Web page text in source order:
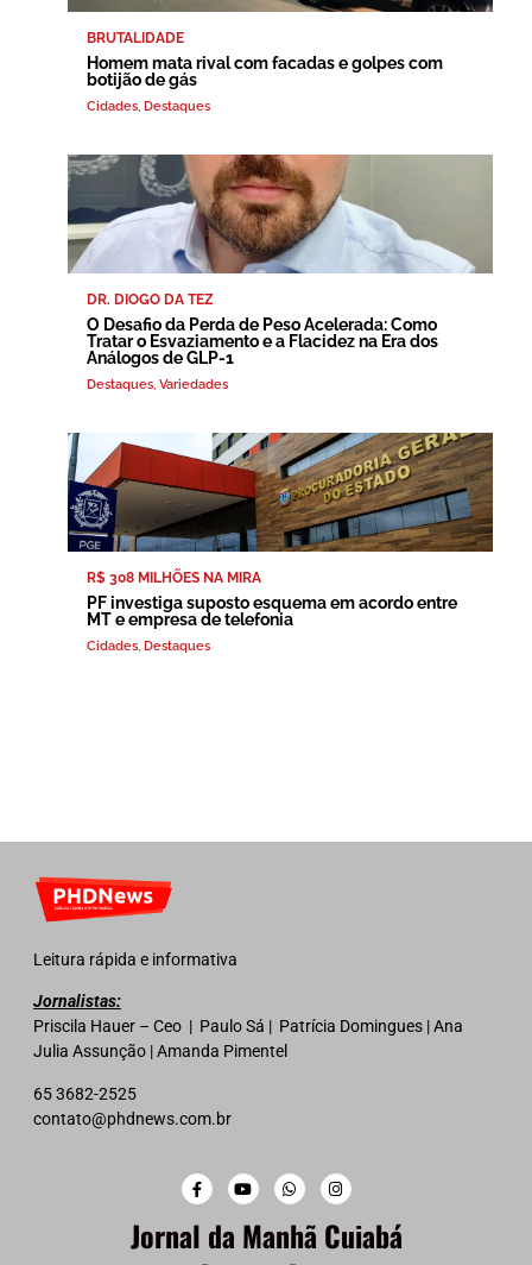
BRUTALIDADE
Homem mata rival com facadas e golpes com
botijão de gás
Cidades Destaques
DR. DIOGO DA TEZ
O Desafio da Perda de Peso Acelerada: Como
Tratar o Esvaziamento e a Flacidez na Era dos
Análogos de GLP-1
Destaques Variedades
R$ 308 MILHÕES NA MIRA
PF investiga suposto esquema em acordo entre
MT e empresa de telefonia
Cidades Destaques
Leitura rápida e informativa
Jornalistas:
Priscila Hauer – Ceo | Paulo Sá | Patrícia Domingues | Ana
Julia Assunção | Amanda Pimentel
65 3682-2525
contato@phdnews.com.br
Jornal da Manhã Cuiabá